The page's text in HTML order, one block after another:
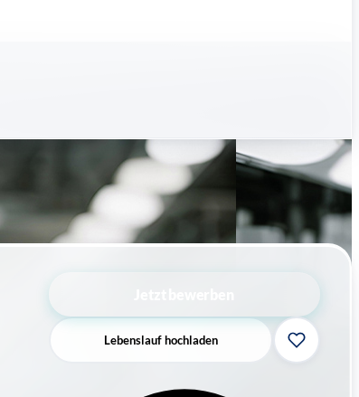
Lebenslauf hochladen